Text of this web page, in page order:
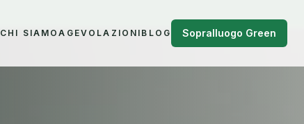
CHI SIAMOAGEVOLAZIONI BLOG Sopralluogo Green